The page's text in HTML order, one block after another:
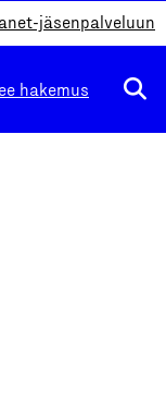
jäsenpalveluun
hakemus